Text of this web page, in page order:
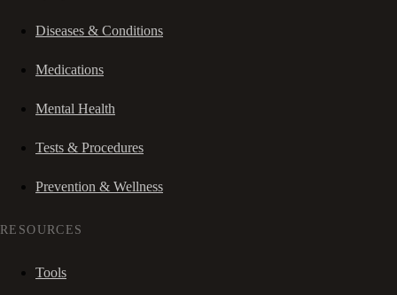
Diseases & Conditions
Medications
Mental Health
Tests & Procedures
Prevention & Wellness
RESOURCES
Tools